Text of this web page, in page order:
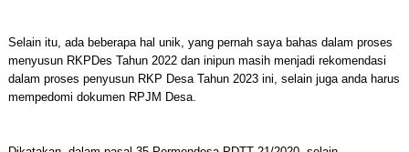
Selain itu, ada beberapa hal unik, yang pernah saya bahas dalam proses
menyusun RKPDes Tahun 2022 dan inipun masih menjadi rekomendasi
dalam proses penyusun RKP Desa Tahun 2023 ini, selain juga anda harus
mempedomi dokumen RPJM Desa.